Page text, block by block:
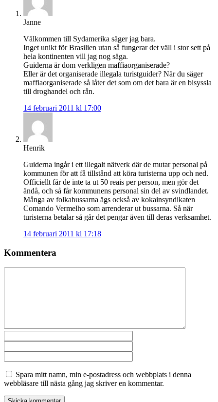
Janne
Välkommen till Sydamerika säger jag bara.
Inget unikt för Brasilien utan så fungerar det väll i stor sett på
hela kontinenten vill jag nog säga.
Guiderna är dom verkligen maffiaorganiserade?
Eller är det organiserade illegala turistguider? När du säger
maffiaorganiserade så låter det som om det bara är en bisyssla
till droghandel och rån.
14 februari 2011 kl 17:00
Henrik
Guiderna ingår i ett illegalt nätverk där de mutar personal på
kommunen för att få tillstånd att köra turisterna upp och ned.
Officiellt får de inte ta ut 50 reais per person, men gör det
ändå, och så får kommunens personal sin del av svindlandet.
Många av folkabussarna ägs också av kokainsyndikaten
Comando Vermelho som arrenderar ut bussarna. Så när
turisterna betalar så går det pengar även till deras verksamhet.
14 februari 2011 kl 17:18
Kommentera
Spara mitt namn, min e-postadress och webbplats i denna
webbläsare till nästa gång jag skriver en kommentar.